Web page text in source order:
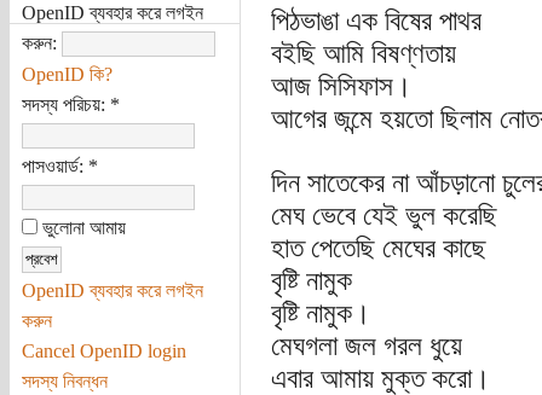
OpenID ব্যবহার করে লগইন
করুন:
OpenID কি?
সদস্য পরিচয়: *
পাসওয়ার্ড: *
ভুলোনা আমায়
OpenID ব্যবহার করে লগইন
করুন
Cancel OpenID login
সদস্য নিবন্ধন
পিঠভাঙা এক বিষের পাথর
বইছি আমি বিষণ্ণতায়
আজ সিসিফাস।
আগের জন্মে হয়তো ছিলাম
দিন সাতেকের না আঁচড়ানো
মেঘ ভেবে যেই ভুল করেছি
হাত পেতেছি মেঘের কাছে
বৃষ্টি নামুক
বৃষ্টি নামুক।
মেঘগলা জল গরল ধুয়ে
এবার আমায় মুক্ত করো।